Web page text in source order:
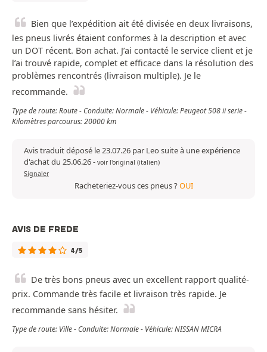
Bien que l’expédition ait été divisée en deux livraisons,
les pneus livrés étaient conformes à la description et avec
un DOT récent. Bon achat. J’ai contacté le service client et je
l’ai trouvé rapide, complet et efficace dans la résolution des
problèmes rencontrés (livraison multiple). Je le
recommande.
Type de route: Route - Conduite: Normale - Véhicule: Peugeot 508 ii serie -
Kilomètres parcourus: 20000 km
Avis traduit déposé le 23.07.26 par Leo suite à une expérience
d'achat du 25.06.26- voir l'original (italien)
Signaler
Racheteriez-vous ces pneus ?OUI
AVIS DE FREDE
4/5
De très bons pneus avec un excellent rapport qualité-
prix. Commande très facile et livraison très rapide. Je
recommande sans hésiter.
Type de route: Ville - Conduite: Normale - Véhicule: NISSAN MICRA